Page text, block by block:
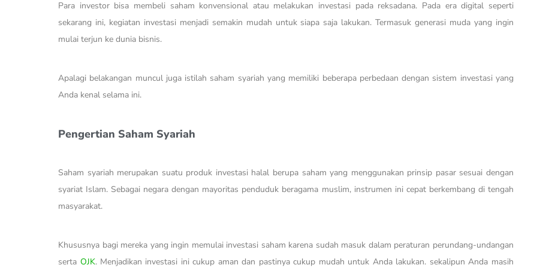
Para investor bisa membeli saham konvensional atau melakukan investasi pada reksadana. Pada era digital seperti
sekarang ini, kegiatan investasi menjadi semakin mudah untuk siapa saja lakukan. Termasuk generasi muda yang ingin
mulai terjun ke dunia bisnis.
Apalagi belakangan muncul juga istilah saham syariah yang memiliki beberapa perbedaan dengan sistem investasi yang
Anda kenal selama ini.
Pengertian Saham Syariah
Saham syariah merupakan suatu produk investasi halal berupa saham yang menggunakan prinsip pasar sesuai dengan
syariat Islam. Sebagai negara dengan mayoritas penduduk beragama muslim, instrumen ini cepat berkembang di tengah
masyarakat.
Khususnya bagi mereka yang ingin memulai investasi saham karena sudah masuk dalam peraturan perundang-undangan
serta OJK. Menjadikan investasi ini cukup aman dan pastinya cukup mudah untuk Anda lakukan. sekalipun Anda masih